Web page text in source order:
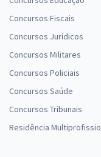
Concursos Fiscais
Concursos Jurídicos
Concursos Militares
Concursos Policiais
Concursos Saúde
Concursos Tribunais
Residência